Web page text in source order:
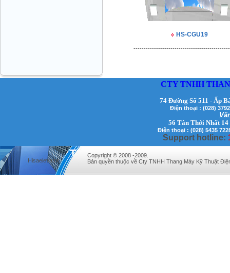
Mr. Học - Giám Đốc - 0967 866 866
HS-CGU19
CTY TNHH
74 Đường Số 511 - Ấp
Điện thoại : (028)
56 Tân Thới Nhất
Điện thoại : (028) 5435
Support hotline:
Hisaelevator
Copyright © 2008 -2009.
Bản quyền thuộc về Cty TNHH Thang Máy Kỹ Thuật